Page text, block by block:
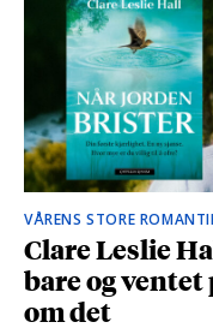
VÅRENS STORE
Clare Leslie
bare og
om det